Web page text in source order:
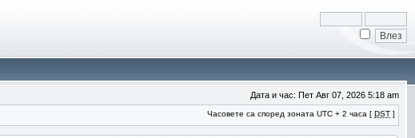
Дата и час: Пет Авг 07, 2026 5:18 am
Часовете са според зоната UTC + 2 часа [ DST ]